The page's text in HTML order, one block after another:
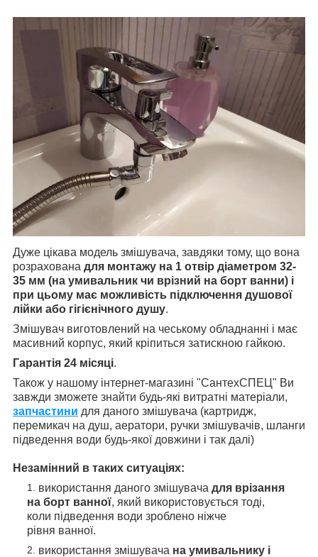
Дуже цікава модель змішувача, завдяки тому, що вона
розрахована для монтажу на 1 отвір діаметром 32-
35 мм (на умивальник чи врізний на борт ванни) і
при цьому має можливість підключення душової
лійки або гігієнічного душу.
Змішувач виготовлений на чеському обладнанні і має
масивний корпус, який кріпиться затискною гайкою.
Гарантія 24 місяці.
Також у нашому інтернет-магазині "СантехСПЕЦ" Ви
завжди зможете знайти будь-які витратні матеріали,
запчастини для даного змішувача (картридж,
перемикач на душ, аератори, ручки змішувачів, шланги
підведення води будь-якої довжини і так далі)
Незамінний в таких ситуаціях:
використання даного змішувача для врізання
на борт ванної, який використовується тоді,
коли підведення води зроблено ніжче
рівня ванної.
використання змішувача на умивальнику і